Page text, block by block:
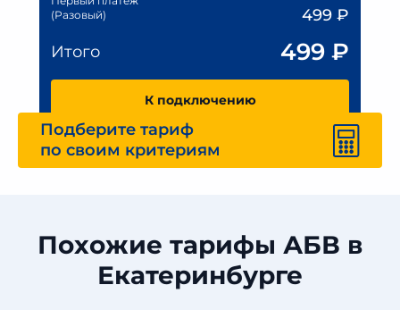
(Разовый)
499 ₽
Итого
499 ₽
К подключению
Подберите тариф
по своим критериям
Похожие тарифы АБВ в
Екатеринбурге